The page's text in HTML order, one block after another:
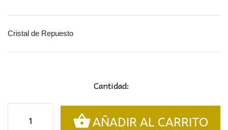
Cristal de Repuesto
Cantidad:
cantidad
AÑADIR AL CARRITO